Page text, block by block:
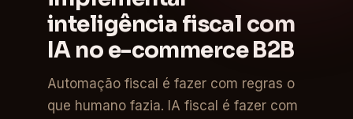
inteligência fiscal com
IA no e-commerce B2B
Automação fiscal é fazer com regras o
que humano fazia. IA fiscal é fazer com